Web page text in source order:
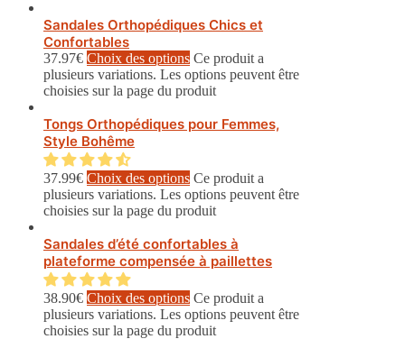
Sandales Orthopédiques Chics et
Confortables
37.97€ Choix des options Ce produit a
plusieurs variations. Les options peuvent être
choisies sur la page du produit
Tongs Orthopédiques pour Femmes,
Style Bohême
37.99€ Choix des options Ce produit a
plusieurs variations. Les options peuvent être
choisies sur la page du produit
Sandales d’été confortables à
plateforme compensée à paillettes
38.90€ Choix des options Ce produit a
plusieurs variations. Les options peuvent être
choisies sur la page du produit